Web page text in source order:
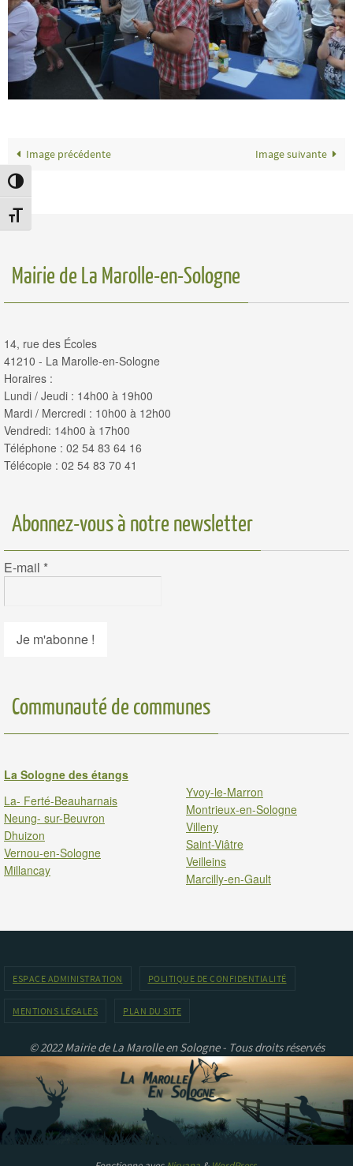
Passer en contraste élevé
Changer la taille de la police
Image précédente Image suivante
Mairie de La Marolle-en-Sologne
14, rue des Écoles
41210 - La Marolle-en-Sologne
Horaires :
Lundi / Jeudi : 14h00 à 19h00
Mardi / Mercredi : 10h00 à 12h00
Vendredi: 14h00 à 17h00
Téléphone : 02 54 83 64 16
Télécopie : 02 54 83 70 41
Abonnez-vous à notre newsletter
E-mail *
Communauté de communes
La Sologne des étangs
La- Ferté-Beauharnais
Neung- sur-Beuvron
Dhuizon
Vernou-en-Sologne
Millancay
Yvoy-le-Marron
Montrieux-en-Sologne
Villeny
Saint-Viâtre
Veilleins
Marcilly-en-Gault
ESPACE ADMINISTRATION POLITIQUE DE CONFIDENTIALITÉ
MENTIONS LÉGALES PLAN DU SITE
© 2022 Mairie de La Marolle en Sologne - Tous droits réservés